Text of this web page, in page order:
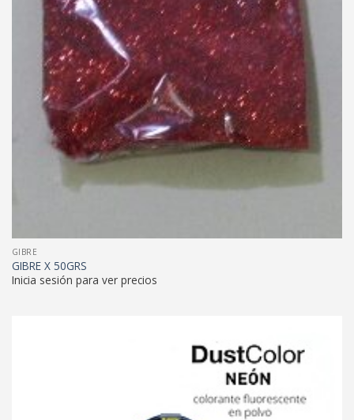
GIBRE
GIBRE X 50GRS
Inicia sesión para ver precios